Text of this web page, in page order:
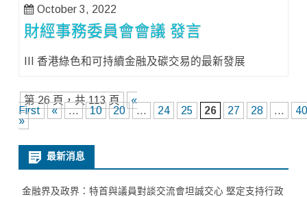
October 3, 2022
財經事務委員會會議 發言
III 香港綠色和可持續金融及碳交易的最新發展
第 26 頁，共 113 頁
«
First
« ... 10 20 ... 24 25 26 27 28 ...
»
最新消息
金融界及政界：特首與議員對談交流會坦誠交心 堅定支持行政